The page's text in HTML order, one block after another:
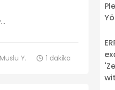
...
Muslu Y. 1 dakika